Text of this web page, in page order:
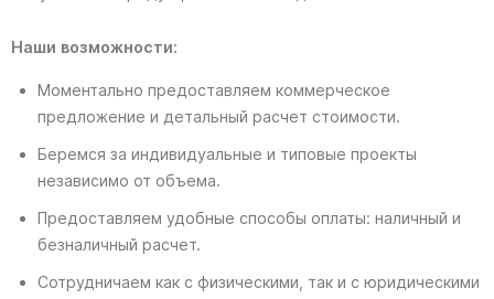
Наши возможности:
Моментально предоставляем коммерческое
предложение и детальный расчет стоимости.
Беремся за индивидуальные и типовые проекты
независимо от объема.
Предоставляем удобные способы оплаты: наличный и
безналичный расчет.
Сотрудничаем как с физическими, так и с юридическими